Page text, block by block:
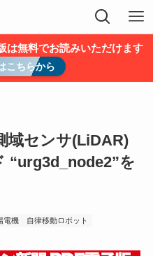
は無料でお読みいただけます
こちらから
域センサ(LiDAR)
“urg3d_node2”を
電機 自律移動ロボット